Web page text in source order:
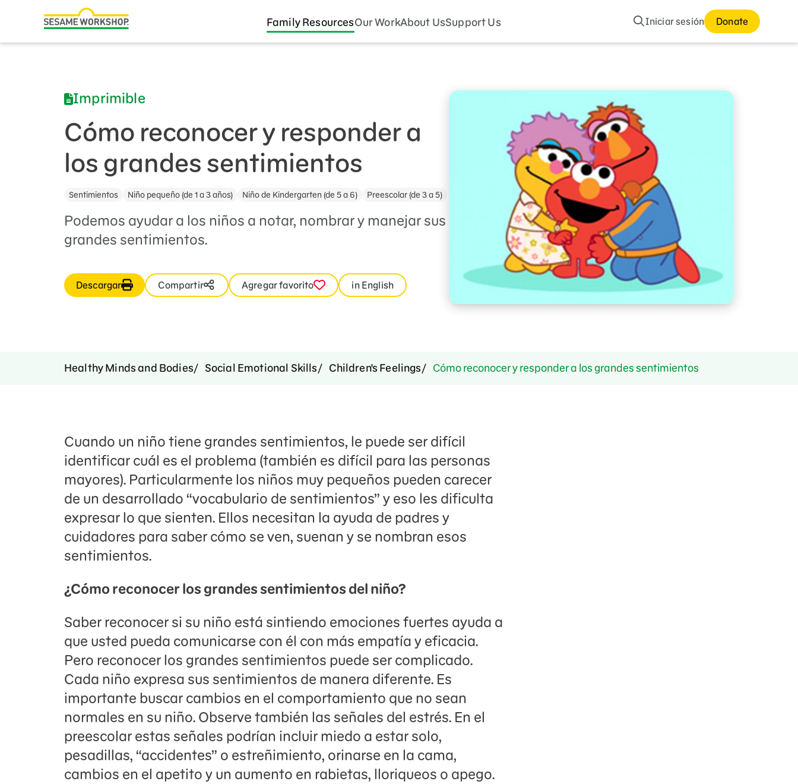
Family ResourcesOur WorkAbout UsSupport Us Buscar
Iniciar sesión Donate
Family Resources
Healthy Minds and Bodies
Courses and Webinars
Games and Storybooks
Imprimible
Cómo reconocer y responder a
los grandes sentimientos
Sentimientos Niño pequeño (de 1 a 3 años) Niño de Kindergarten (de 5 a 6) Preescolar (de 3 a 5)
Podemos ayudar a los niños a notar, nombrar y manejar sus
grandes sentimientos.
Descargar Compartir Agregar favorito in English
Healthy Minds and Bodies Social Emotional Skills Children's Feelings Cómo reconocer y responder a los grandes sentimientos
Cuando un niño tiene grandes sentimientos, le puede ser difícil
identificar cuál es el problema (también es difícil para las personas
mayores). Particularmente los niños muy pequeños pueden carecer
de un desarrollado “vocabulario de sentimientos” y eso les dificulta
expresar lo que sienten. Ellos necesitan la ayuda de padres y
cuidadores para saber cómo se ven, suenan y se nombran esos
sentimientos.
¿Cómo reconocer los grandes sentimientos del niño?
Saber reconocer si su niño está sintiendo emociones fuertes ayuda a
que usted pueda comunicarse con él con más empatía y eficacia.
Pero reconocer los grandes sentimientos puede ser complicado.
Cada niño expresa sus sentimientos de manera diferente. Es
importante buscar cambios en el comportamiento que no sean
normales en su niño. Observe también las señales del estrés. En el
preescolar estas señales podrían incluir miedo a estar solo,
pesadillas, “accidentes” o estreñimiento, orinarse en la cama,
cambios en el apetito y un aumento en rabietas, lloriqueos o apego.